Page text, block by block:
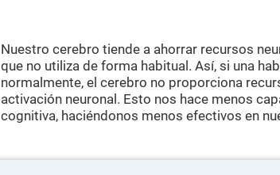
Nuestro cerebro tiende a ahorrar recursos
que no utiliza de forma habitual. Así, si una
normalmente, el cerebro no proporciona
activación neuronal. Esto nos hace menos
cognitiva, haciéndonos menos efectivos en